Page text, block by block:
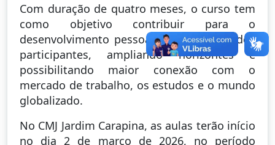
Com duração de quatro meses, o curso tem
como objetivo contribuir para o
desenvolvimento pessoal e profissional dos
participantes, ampliando horizontes e
possibilitando maior conexão com o
mercado de trabalho, os estudos e o mundo
globalizado.
No CMJ Jardim Carapina, as aulas terão início
no dia 2 de março de 2026, no período